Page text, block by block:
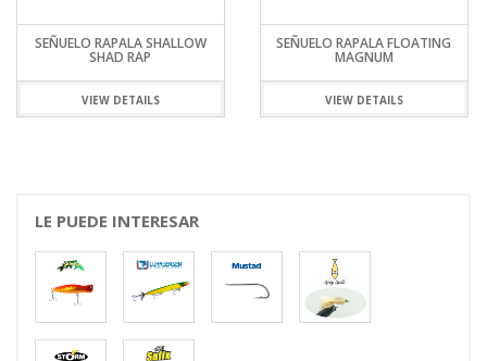
SEÑUELO RAPALA SHALLOW
SHAD RAP
VIEW DETAILS
SEÑUELO RAPALA FLOATING
MAGNUM
VIEW DETAILS
LE PUEDE INTERESAR